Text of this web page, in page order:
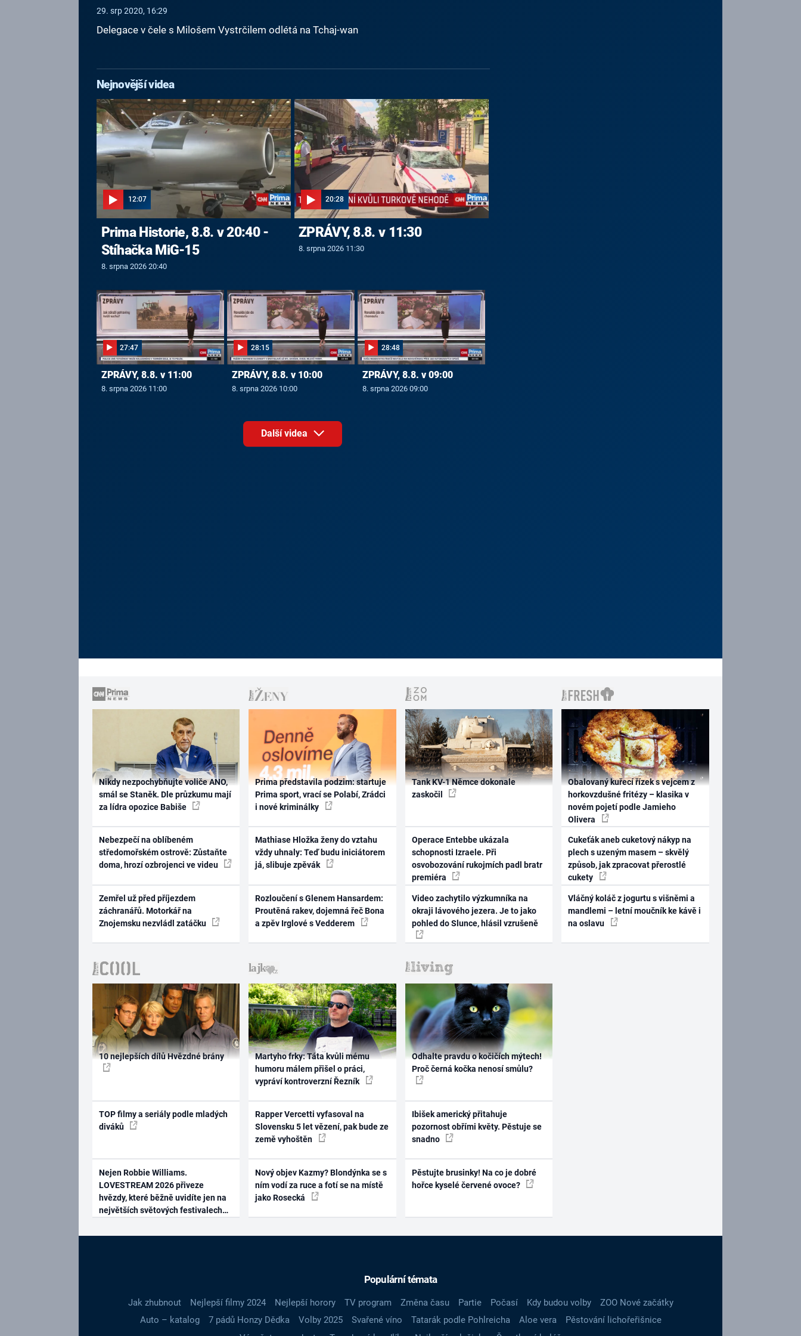
29. srp 2020, 16:29
Delegace v čele s Milošem Vystrčilem odlétá na Tchaj-wan
Nejnovější videa
12:07
Prima Historie, 8.8. v 20:40 -
Stíhačka MiG-15
8. srpna 2026 20:40
20:28
ZPRÁVY, 8.8. v 11:30
8. srpna 2026 11:30
27:47
ZPRÁVY, 8.8. v 11:00
8. srpna 2026 11:00
28:15
ZPRÁVY, 8.8. v 10:00
8. srpna 2026 10:00
28:48
ZPRÁVY, 8.8. v 09:00
8. srpna 2026 09:00
Další videa
Nikdy nezpochybňujte voliče ANO,
smál se Staněk. Dle průzkumu mají
za lídra opozice Babiše
Nebezpečí na oblíbeném
středomořském ostrově: Zůstaňte
doma, hrozí ozbrojenci ve videu
Zemřel už před příjezdem
záchranářů. Motorkář na
Znojemsku nezvládl zatáčku
Prima představila podzim: startuje
Prima sport, vrací se Polabí, Zrádci
i nové kriminálky
Mathiase Hložka ženy do vztahu
vždy uhnaly: Teď budu iniciátorem
já, slibuje zpěvák
Rozloučení s Glenem Hansardem:
Proutěná rakev, dojemná řeč Bona
a zpěv Irglové s Vedderem
Tank KV-1 Němce dokonale
zaskočil
Operace Entebbe ukázala
schopnosti Izraele. Při
osvobozování rukojmích padl bratr
premiéra
Video zachytilo výzkumníka na
okraji lávového jezera. Je to jako
pohled do Slunce, hlásil vzrušeně
Obalovaný kuřecí řízek s vejcem z
horkovzdušné fritézy – klasika v
novém pojetí podle Jamieho
Olivera
Cukeťák aneb cuketový nákyp na
plech s uzeným masem – skvělý
způsob, jak zpracovat přerostlé
cukety
Vláčný koláč z jogurtu s višněmi a
mandlemi – letní moučník ke kávě i
na oslavu
10 nejlepších dílů Hvězdné brány
TOP filmy a seriály podle mladých
diváků
Nejen Robbie Williams.
LOVESTREAM 2026 přiveze
hvězdy, které běžně uvidíte jen na
největších světových festivalech
Martyho frky: Táta kvůli mému
humoru málem přišel o práci,
vypráví kontroverzní Řezník
Rapper Vercetti vyfasoval na
Slovensku 5 let vězení, pak bude ze
země vyhoštěn
Nový objev Kazmy? Blondýnka se s
ním vodí za ruce a fotí se na místě
jako Rosecká
Odhalte pravdu o kočičích mýtech!
Proč černá kočka nenosí smůlu?
Ibišek americký přitahuje
pozornost obřími květy. Pěstuje se
snadno
Pěstujte brusinky! Na co je dobré
hořce kyselé červené ovoce?
Populární témata
Jak zhubnout Nejlepší filmy 2024 Nejlepší horory TV program Změna času Partie Počasí Kdy budou volby
ZOO Nové začátky
Auto – katalog
7 pádů Honzy Dědka Volby 2025 Svařené víno Tatarák podle Pohlreicha Aloe vera
Pěstování lichořeřišnice